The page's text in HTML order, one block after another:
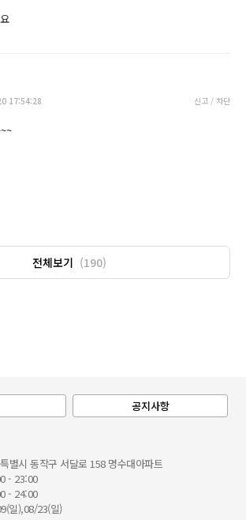
17:54:28 신고 / 차단
전체보기 (190)
공지사항
별시 동작구 서달로 158 명수대아파트
- 23:00
- 24:00
일),08/23(일)